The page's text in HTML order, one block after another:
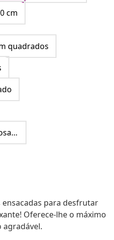
cm
quadrados
para desfrutar
Oferece-lhe o máximo
agradável.